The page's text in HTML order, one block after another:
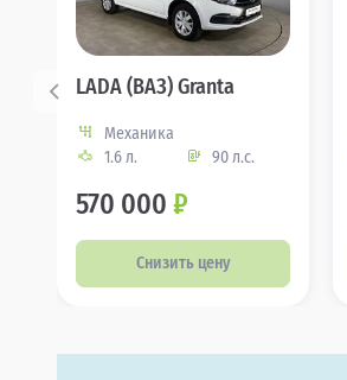
LADA (ВАЗ) Granta
Механика
1.6 л.
90 л.с.
570 000 ₽
Снизить цену